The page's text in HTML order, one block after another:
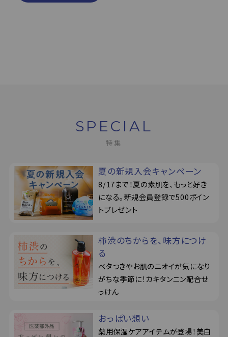
SPECIAL
特集
夏の新規入会キャンペーン
8/17まで！夏の素肌を、もっと好き
になる。新規会員登録で500ポイン
トプレゼント
柿渋のちからを、味方につけ
る
ベタつきやお肌のニオイが気になり
がちな季節に！カキタンニン配合せ
っけん
おっぱい想い
薬用保湿ケアアイテムが登場！美白